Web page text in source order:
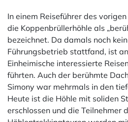
In einem Reiseführer des
die Koppenbrüllerhöhle als
bezeichnet. Da damals noch
Führungsbetrieb stattfand, ist
Einheimische interessierte
führten. Auch der berühmte
Simony war mehrmals in den
Heute ist die Höhle mit soliden
erschlossen und die Teilnehmer